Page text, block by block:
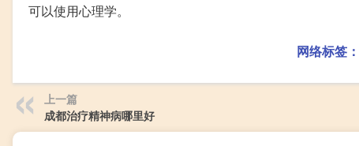
可以使用心理学。
网络标签：
上一篇
成都治疗精神病哪里好